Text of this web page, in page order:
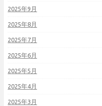
2025年9月
2025年8月
2025年7月
2025年6月
2025年5月
2025年4月
2025年3月